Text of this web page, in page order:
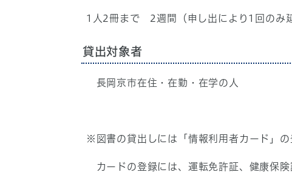
1人2冊まで 2週間（申し出により1回のみ
貸出対象者
長岡京市在住・在勤・在学の人
※図書の貸出しには「情報利用者カード」の
カードの登録には、運転免許証、健康保険